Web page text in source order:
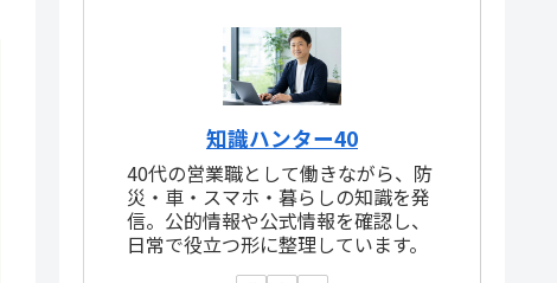
知識ハンター40
40代の営業職として働きながら、防
災・車・スマホ・暮らしの知識を発
信。公的情報や公式情報を確認し、
日常で役立つ形に整理しています。